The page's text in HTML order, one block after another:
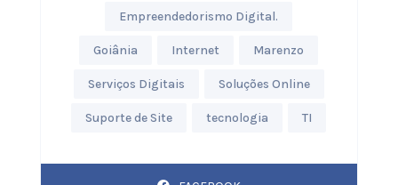
Empreendedorismo Digital.
Goiânia Internet Marenzo
Serviços Digitais Soluções Online
Suporte de Site tecnologia TI